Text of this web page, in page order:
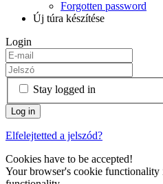
Forgotten password
Új túra készítése
Login
Stay logged in
Elfelejtetted a jelszód?
Cookies have to be accepted!
Your browser's cookie functionality